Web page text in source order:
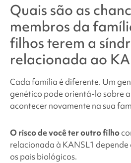
Quais são as
membros da
filhos terem a
relacionada ao
Cada família é diferente. Um
genético pode orientá-lo sobre a
acontecer novamente na sua
O risco de você ter outro filho
relacionada à KANSL1 depende
os pais biológicos.